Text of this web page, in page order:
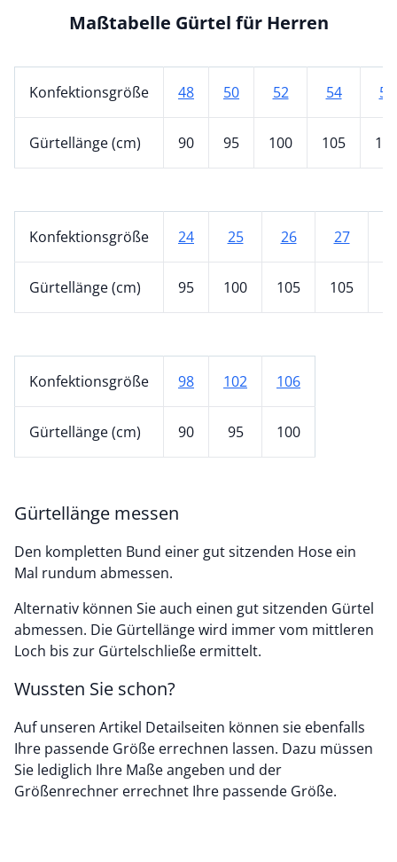
Maßtabelle Gürtel für Herren
Konfektionsgröße 48 50 52 54 56
Gürtellänge (cm) 90 95 100 105
Konfektionsgröße 24 25 26 27
Gürtellänge (cm) 95 100 105 105
Konfektionsgröße 98 102 106
Gürtellänge (cm) 90 95 100
Gürtellänge messen
Den kompletten Bund einer gut sitzenden Hose ein
Mal rundum abmessen.
Alternativ können Sie auch einen gut sitzenden Gürtel
abmessen. Die Gürtellänge wird immer vom mittleren
Loch bis zur Gürtelschließe ermittelt.
Wussten Sie schon?
Auf unseren Artikel Detailseiten können sie ebenfalls
Ihre passende Größe errechnen lassen. Dazu müssen
Sie lediglich Ihre Maße angeben und der
Größenrechner errechnet Ihre passende Größe.